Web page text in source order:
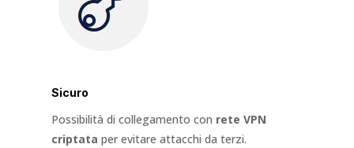
Sicuro
Possibilità di collegamento con rete VPN
criptata per evitare attacchi da terzi.